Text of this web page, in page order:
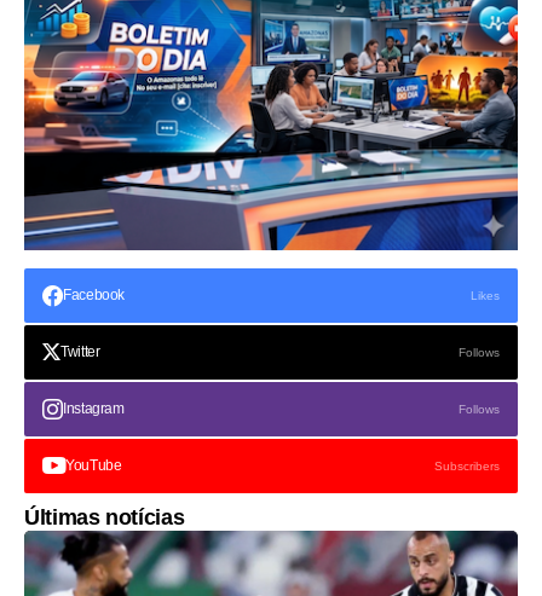
Facebook Likes
Twitter Follows
Instagram Follows
YouTube Subscribers
Últimas notícias